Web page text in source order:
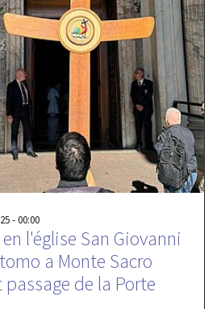
- 00:00
en l'église San Giovanni
a Monte Sacro
de la Porte